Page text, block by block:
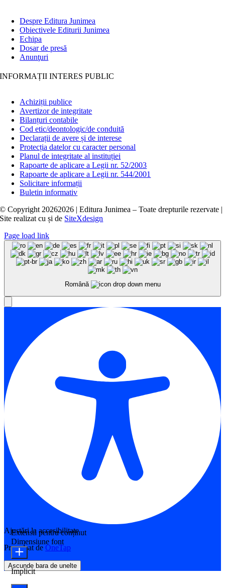
Despre Editura Junimea
Obiectivele Editurii Junimea
Echipa
Dosar de presă
Anunţuri
INFORMAȚII INTERES PUBLIC
Achiziții publice
Avertizor de integritate
Bilanțuri contabile
Cod etic/deontologic/de conduită
Declarații de avere și de interese
Protecția datelor cu caracter personal
Planul de integritate al instituției
Rapoarte de aplicare a Legii nr. 52/2003
Rapoarte de aplicare a Legii nr. 544/2001
Solicitare informații
Buletin informativ
© Copyright 20262026 | Editura Junimea – Toate drepturile rezervate |
Site realizat cușide SiteXdesign
Page load link
Română
Ajustări la accesibilitate
Propulsat de OneTap
Ascunde bara de unelte
Extensii pentru conținut
Dimensiune font
Implicit